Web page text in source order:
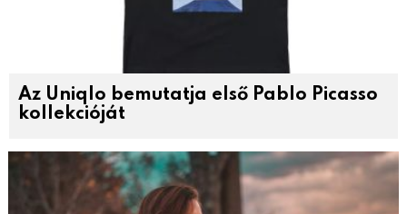
Az Uniqlo bemutatja első Pablo Picasso
kollekcióját